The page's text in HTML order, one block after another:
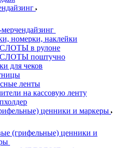
номерки, наклейки
в рулоне
поштучно
для чеков
ленты
на кассовую ленту
ценники и маркеры
(грифельные) ценники и